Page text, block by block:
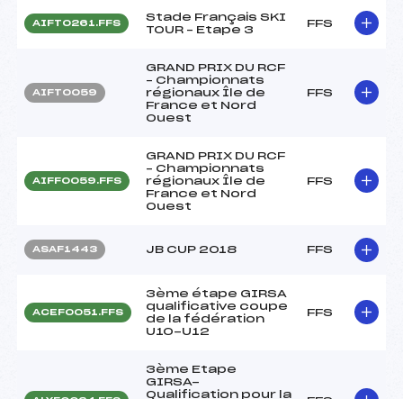
AIFT0261.FFS
Stade Français SKI
TOUR – Etape 3
FFS
AIFT0059
GRAND PRIX DU RCF
– Championnats
régionaux Île de
France et Nord
Ouest
FFS
AIFF0059.FFS
GRAND PRIX DU RCF
– Championnats
régionaux Île de
France et Nord
Ouest
FFS
ASAF1443 JB CUP 2018 FFS
ACEF0051.FFS
3ème étape GIRSA
qualificative coupe
de la fédération
U10-U12
FFS
3ème Etape
GIRSA-
Qualification pour la